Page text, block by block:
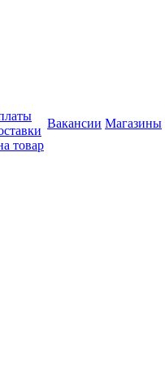
товар
Вакансии Магазины